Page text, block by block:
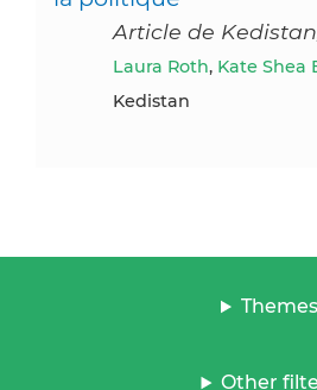
Article de
Laura Roth, Kate Shea
Kedistan
Other